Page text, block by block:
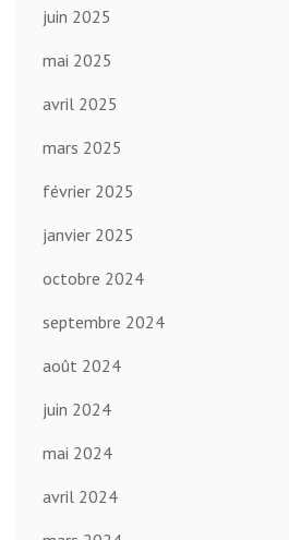
juin 2025
mai 2025
avril 2025
mars 2025
février 2025
janvier 2025
octobre 2024
septembre 2024
août 2024
juin 2024
mai 2024
avril 2024